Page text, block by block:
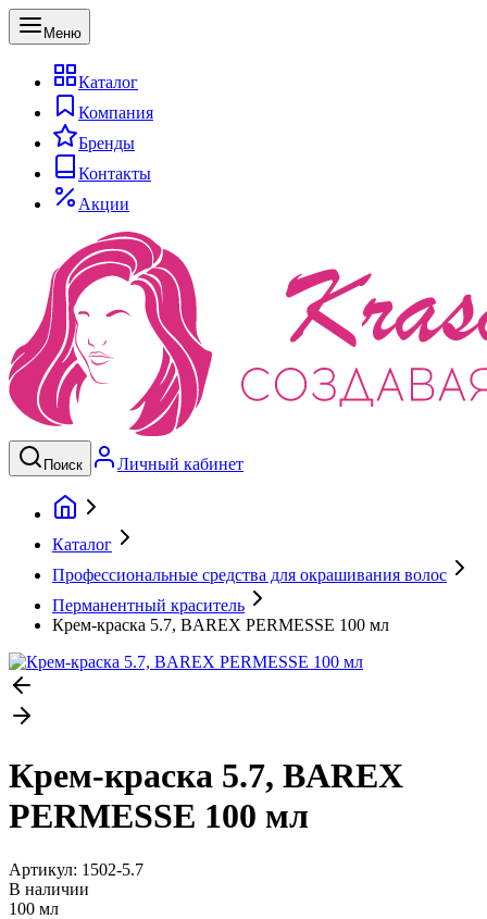
Меню
Каталог
Компания
Бренды
Контакты
Акции
Поиск Личный кабинет
Каталог
Профессиональные средства для окрашивания волос
Перманентный краситель
Крем-краска 5.7, BAREX PERMESSE 100 мл
Крем-краска 5.7, BAREX
PERMESSE 100 мл
Артикул: 1502-5.7
В наличии
100 мл